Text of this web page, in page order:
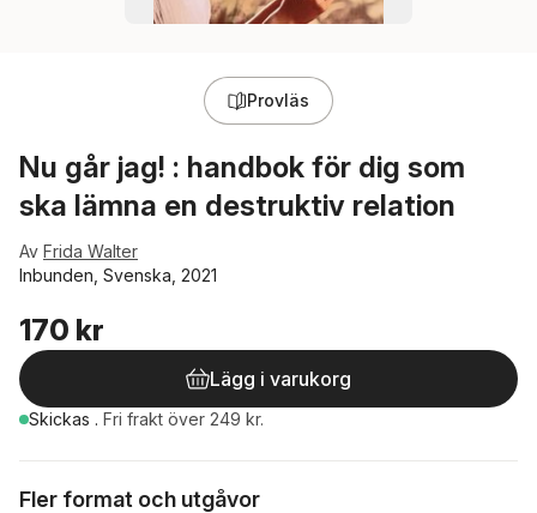
Provläs
Nu går jag! : handbok för dig som
ska lämna en destruktiv relation
Av Frida Walter
Inbunden, Svenska, 2021
170 kr
Lägg i varukorg
Skickas . Fri frakt över 249 kr.
Fler format och utgåvor